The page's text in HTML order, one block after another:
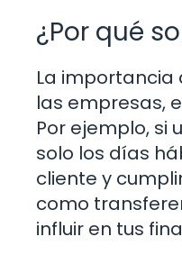
¿Por qué
La importancia
las empresas,
Por ejemplo,
solo los días
cliente y
como
influir en tus